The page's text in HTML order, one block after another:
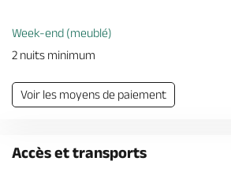
Week-end (meublé)
2 nuits minimum
Voir les moyens de paiement
Accès et transports